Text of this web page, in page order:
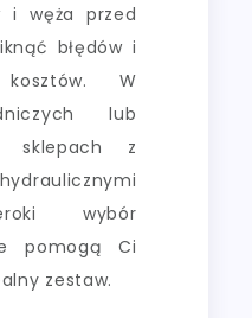
i węża przed
błędów i
kosztów. W
lub
sklepach z
wybór
pomogą Ci
zestaw.